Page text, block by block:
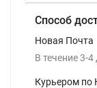
Способ
Новая Почта
В течение3-4
Курьером по